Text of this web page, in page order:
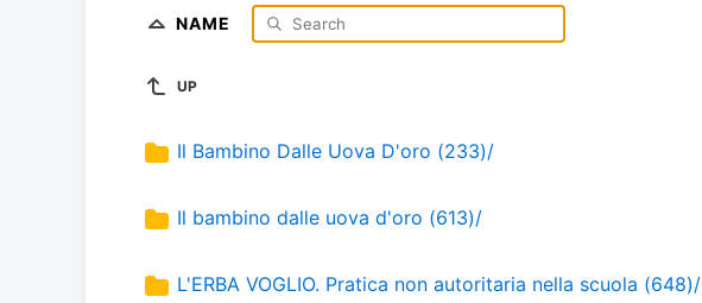
NAME
UP
Il Bambino Dalle Uova D'oro (233)/
Il bambino dalle uova d'oro (613)/
L'ERBA VOGLIO. Pratica non autoritaria nella scuola (648)/